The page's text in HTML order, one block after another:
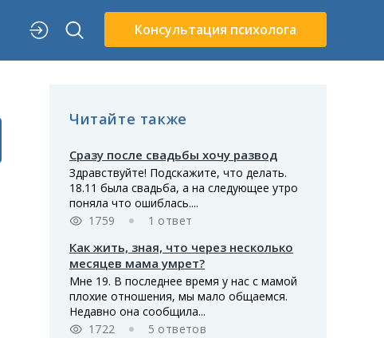
Консультация психолога
Читайте также
Сразу после свадьбы хочу развод
Здравствуйте! Подскажите, что делать.
18.11 была свадьба, а на следующее утро
поняла что ошиблась....
1759
1 ответ
Как жить, зная, что через несколько
месяцев мама умрет?
Мне 19. В последнее время у нас с мамой
плохие отношения, мы мало общаемся.
Недавно она сообщила...
1722
5 ответов